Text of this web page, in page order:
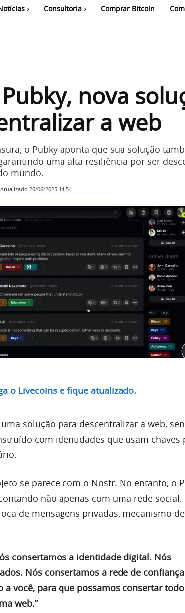
Consultoria Comprar Bitcoin
nova
a web
o Pubky aponta que sua solução
uma alta resiliência por ser
mundo.
Atualizado 26/06/2025 14:54
o Livecoins e fique atualizado.
solução para descentralizar a web,
com identidades que usam chaves
se parece com o Nostr. No entanto, o
não apenas com uma rede social,
de mensagens privadas, mecanismo
consertamos a identidade digital. Nós
Nós consertamos a rede de
você, para que possamos consertar
web.”